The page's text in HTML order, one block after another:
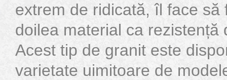
extrem de ridicată, îl face să
doilea material ca
Acest tip de granit este
varietate uimitoare de